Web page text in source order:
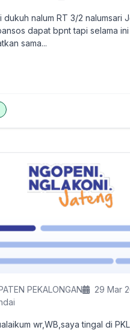
dukuh nalum RT 3/2 nalumsari
dapat bpnt tapi selama
sama...
PEKALONGAN
29 Mar
wr,WB,saya tingal di